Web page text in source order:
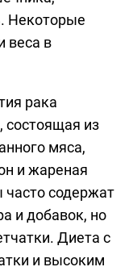
Некоторые
веса в
рака
состоящая из
мяса,
и жареная
содержат
и добавок, но
Диета с
и высоким